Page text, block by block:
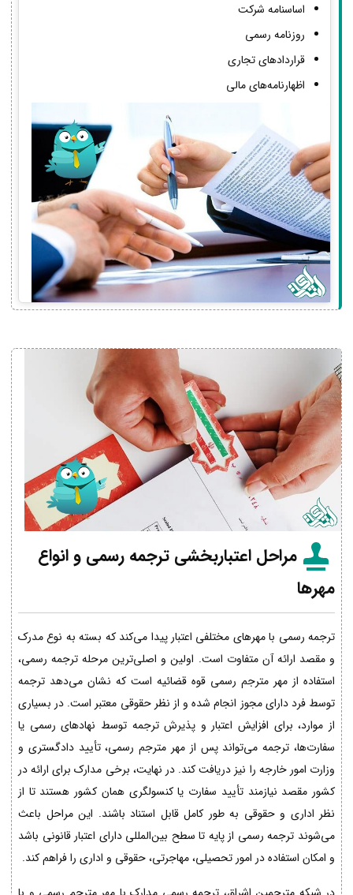
اساسنامه شرکت
روزنامه رسمی
قراردادهای تجاری
اظهارنامه‌های مالی
مراحل اعتباربخشی ترجمه رسمی و انواع
مهرها
ترجمه رسمی با مهرهای مختلفی اعتبار پیدا می‌کند که بسته به نوع مدرک
و مقصد ارائه آن متفاوت است. اولین و اصلی‌ترین مرحله ترجمه رسمی،
استفاده از مهر مترجم رسمی قوه قضائیه است که نشان می‌دهد ترجمه
توسط فرد دارای مجوز انجام شده و از نظر حقوقی معتبر است. در بسیاری
از موارد، برای افزایش اعتبار و پذیرش ترجمه توسط نهادهای رسمی یا
سفارت‌ها، ترجمه می‌تواند پس از مهر مترجم رسمی، تأیید دادگستری و
وزارت امور خارجه را نیز دریافت کند. در نهایت، برخی مدارک برای ارائه در
کشور مقصد نیازمند تأیید سفارت یا کنسولگری همان کشور هستند تا از
نظر اداری و حقوقی به طور کامل قابل استناد باشند. این مراحل باعث
می‌شوند ترجمه رسمی از پایه تا سطح بین‌المللی دارای اعتبار قانونی باشد
و امکان استفاده در امور تحصیلی، مهاجرتی، حقوقی و اداری را فراهم کند.